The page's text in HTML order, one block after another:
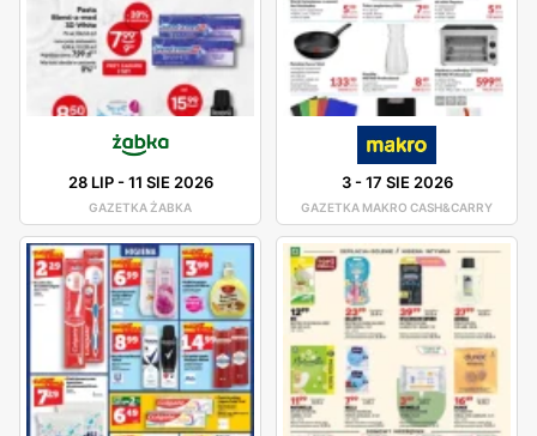
28 LIP-11 SIE 2026
GAZETKA ŻABKA
3-17 SIE 2026
GAZETKA MAKRO CASH&CARRY